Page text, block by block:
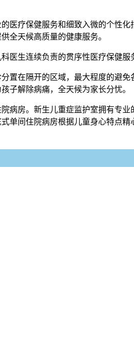
医疗保健服务和细致入微的个性
全天候高质量的健康服务。
医生连续负责的贯序性医疗保健服
置在隔开的区域，最大程度的避
子解除病痛，全天候为家长分忧。
病房。新生儿重症监护室拥有专
单间住院病房根据儿童身心特点